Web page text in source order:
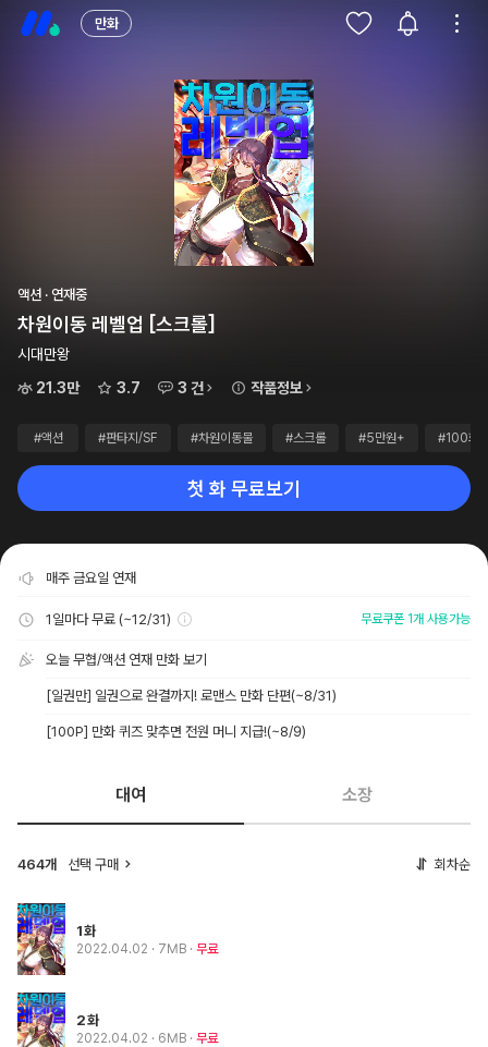
만화
액션 · 연재중
차원이동 레벨업 [스크롤]
시대만왕
21.3만
3.7 3 건 작품정보
#액션 #판타지/SF #차원이동물 #스크롤 #5만원+ #100화
첫 화 무료보기
매주 금요일 연재
1일마다 무료 (~12/31) 무료쿠폰 1개 사용가능
오늘 무협/액션 연재 만화 보기
[일권만] 일권으로 완결까지! 로맨스 만화 단편(~8/31)
[100P] 만화 퀴즈 맞추면 전원 머니 지급!(~8/9)
대여 소장
464개 선택 구매 회차순
1화
2022.04.02 · 7MB 무료
2화
2022.04.02 · 6MB 무료